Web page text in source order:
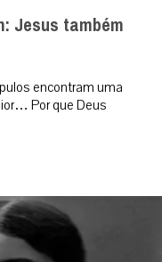
Jesus também
encontram uma
Por que Deus